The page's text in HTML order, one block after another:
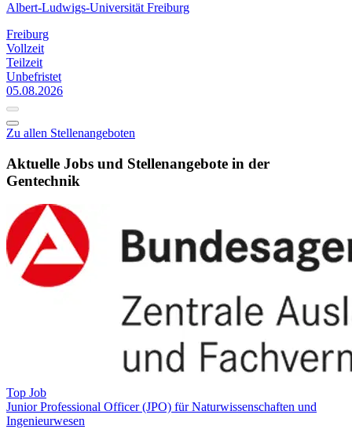
Albert-Ludwigs-Universität Freiburg
Freiburg
Vollzeit
Teilzeit
Unbefristet
05.08.2026
Zu allen Stellenangeboten
Aktuelle Jobs und Stellenangebote in der
Gentechnik
Top Job
Junior Professional Officer (JPO) für Naturwissenschaften und
Ingenieurwesen